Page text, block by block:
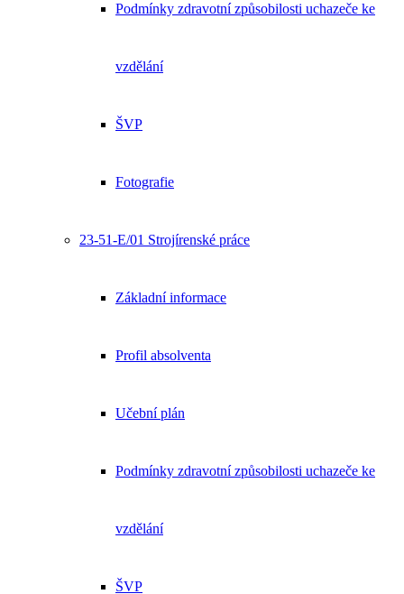
Podmínky zdravotní způsobilosti uchazeče ke
vzdělání
ŠVP
Fotografie
23-51-E/01 Strojírenské práce
Základní informace
Profil absolventa
Učební plán
Podmínky zdravotní způsobilosti uchazeče ke
vzdělání
ŠVP